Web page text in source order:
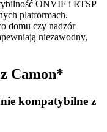
ONVIF i RTSP
platformach.
domu czy nadzór
niezawodny,
Camon*
kompatybilne z